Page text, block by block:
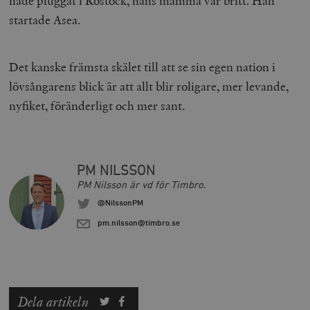
startade Asea.
Det kanske främsta skälet till att se sin egen nation i
lövsångarens blick är att allt blir roligare, mer levande,
nyfiket, föränderligt och mer sant.
PM NILSSON
PM Nilsson är vd för Timbro.
@NilssonPM
pm.nilsson@timbro.se
Dela artikeln
Marknadsföring
ordentligt utan strikt nödvändiga cookies.
Namn
Leverantör
_hjFirstSeen